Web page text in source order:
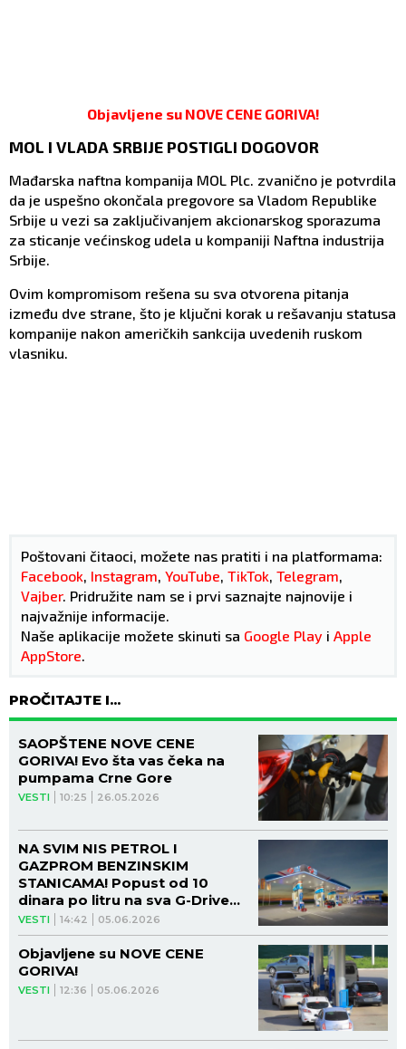
Objavljene su NOVE CENE GORIVA!
MOL I VLADA SRBIJE POSTIGLI DOGOVOR
Mađarska naftna kompanija MOL Plc. zvanično je potvrdila
da je uspešno okončala pregovore sa Vladom Republike
Srbije u vezi sa zaključivanjem akcionarskog sporazuma
za sticanje većinskog udela u kompaniji Naftna industrija
Srbije.
Ovim kompromisom rešena su sva otvorena pitanja
između dve strane, što je ključni korak u rešavanju statusa
kompanije nakon američkih sankcija uvedenih ruskom
vlasniku.
Poštovani čitaoci, možete nas pratiti i na platformama:
Facebook Instagram YouTube TikTok Telegram
Vajber. Pridružite nam se i prvi saznajte najnovije i
najvažnije informacije.
Naše aplikacije možete skinuti sa Google Play i Apple
AppStore
PROČITAJTE I...
VESTI 10:25 26.05.2026
SAOPŠTENE NOVE CENE
GORIVA! Evo šta vas čeka na
pumpama Crne Gore
VESTI 14:42 05.06.2026
NA SVIM NIS PETROL I
GAZPROM BENZINSKIM
STANICAMA! Popust od 10
dinara po litru na sva G-Drive
goriva!
VESTI 12:36 05.06.2026
Objavljene su NOVE CENE
GORIVA!